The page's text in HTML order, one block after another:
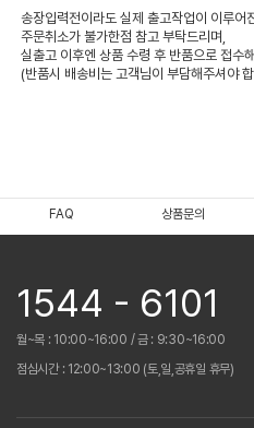
송장입력전이라도 실제 출고작업이 이루어
주문취소가 불가한점 참고 부탁드리며,
실출고 이후엔 상품 수령 후 반품으로 접수
(반품시 배송비는 고객님이 부담해주셔야
FAQ 상품문의
1544 - 6101
월~목 : 10:00~16:00 / 금 : 9:30~16:00
점심시간 : 12:00~13:00 (토,일,공휴일 휴무)